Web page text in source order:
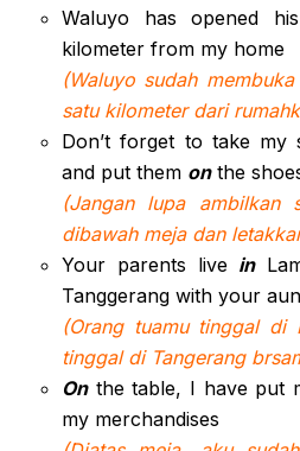
Waluyo has opened
kilometer from my home
(Waluyo sudah
satu kilometer dari
Don’t forget to take my
and put them onthe
(Jangan lupa ambilkan
dibawah meja dan
Your parents live in
Tanggerang with your
(Orang tuamu tinggal di
tinggal di Tangerang
Onthe table, I have put
my merchandises